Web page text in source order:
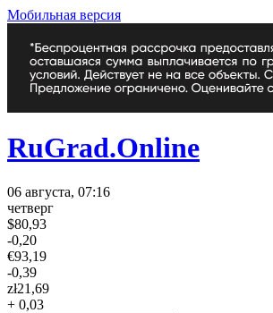
Мобильная версия
RuGrad.Online
06 августа, 07:16
четверг
$80,93
-0,20
€93,19
-0,39
zł21,69
+ 0,03